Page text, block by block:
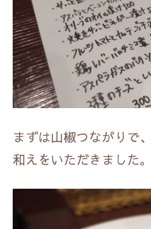
まずは山椒つながりで
和えをいただきました。